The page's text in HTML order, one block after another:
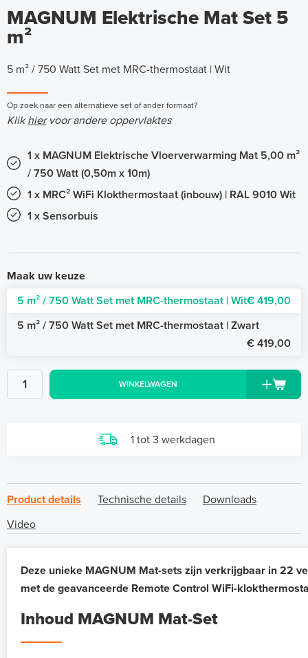
MAGNUM Elektrische Mat Set 5
m²
5 m² / 750 Watt Set met MRC-thermostaat | Wit
Op zoek naar een alternatieve set of ander formaat?
Klikhiervoor andere oppervlaktes
1 x MAGNUM Elektrische Vloerverwarming Mat 5,00 m²
/ 750 Watt (0,50m x 10m)
1 x MRC² WiFi Klokthermostaat (inbouw) | RAL 9010 Wit
1 x Sensorbuis
Maak uw keuze
5 m² / 750 Watt Set met MRC-thermostaat | Wit€ 419,00
5 m² / 750 Watt Set met MRC-thermostaat | Zwart
€ 419,00
WINKELWAGEN
1 tot 3 werkdagen
Product details Technische details
Downloads
Video
Deze unieke MAGNUM Mat-sets zijn verkrijgbaar in 22
met de geavanceerde Remote Control WiFi-
Inhoud MAGNUM Mat-Set